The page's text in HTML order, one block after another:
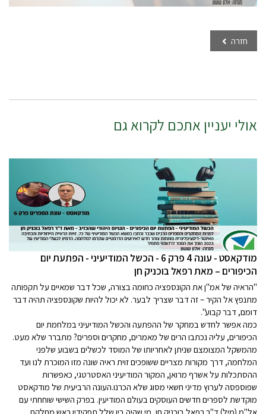
חזרה
אולי יעניין אתכם לקרוא גם
‏‏‏‏מודקאסט - עונה 4 פרק 6 - הכשל המודיעיני - הפתעת יום
הכיפורים – מאת רפאל בוכניק חן
"הראיה של אמ"ן את הקונספציה כחומה בצורה, שכל דבר שמאיים על תקפותה
מתנפץ אל הקיר – זה דבר שצריך לבער. לא יכול להיות שקונספציה תהיה דבר
דומם, דבר קבוע".
כמה אפשר לחדש במחקר של ההפתעה והכשל המודיעיני במלחמת יום
הכיפורים, עליה נכתבו הרים של מאמרים, מחקרים וספרים? מתברר שלא מעט.
מהמשקל המצומצם שניתן לאחריותו של המוסד לכשלים בשבוע שלפני
המלחמה, דרך מקורות מצריים ששופכים זוית ראיה שונה מזו המוכרת לנו ועד
ההסתכלות על אשרף מרואן, המקור המודיעיני האסטרטגי, כאפשרות
שפוספסה לערוץ מדיני חשאי מסוג שלא הכרנו.העונה הרביעית של מודקאסט
מוקדשת לספרים חדשים העוסקים בעולם המודיעין. בפרק השישי שוחחתי עם